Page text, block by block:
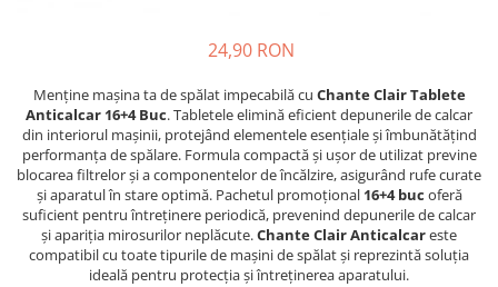
Bidoane si canistre
Gratare
Incubatoare
Lampi solare
Unelte
Hrana, Accesorii si Ingrijire Animale
24,90 RON
Menține mașina ta de spălat impecabilă cu Chante Clair Tablete
Anticalcar 16+4 Buc. Tabletele elimină eficient depunerile de calcar
din interiorul mașinii, protejând elementele esențiale și îmbunătățind
performanța de spălare. Formula compactă și ușor de utilizat previne
blocarea filtrelor și a componentelor de încălzire, asigurând rufe curate
și aparatul în stare optimă. Pachetul promoțional 16+4 buc oferă
suficient pentru întreținere periodică, prevenind depunerile de calcar
și apariția mirosurilor neplăcute.Chante Clair Anticalcareste
compatibil cu toate tipurile de mașini de spălat și reprezintă soluția
ideală pentru protecția și întreținerea aparatului.